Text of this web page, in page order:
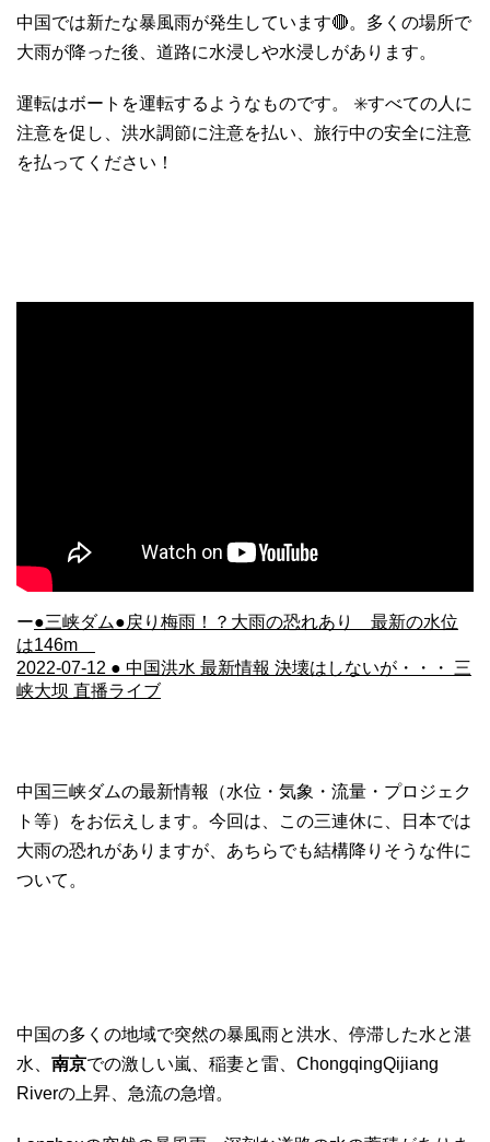
中国では新たな暴風雨が発生しています🔴。多くの場所で
大雨が降った後、道路に水浸しや水浸しがあります。
運転はボートを運転するようなものです。 ✳️すべての人に
注意を促し、洪水調節に注意を払い、旅行中の安全に注意
を払ってください！
ー●三峡ダム●戻り梅雨！？大雨の恐れあり 最新の水位
は146m
2022-07-12 ● 中国洪水 最新情報 決壊はしないが・・・ 三
峡大坝 直播ライブ
中国三峡ダムの最新情報（水位・気象・流量・プロジェク
ト等）をお伝えします。今回は、この三連休に、日本では
大雨の恐れがありますが、あちらでも結構降りそうな件に
ついて。
中国の多くの地域で突然の暴風雨と洪水、停滞した水と湛
水、 南京での激しい嵐、稲妻と雷、ChongqingQijiang
Riverの上昇、急流の急増。